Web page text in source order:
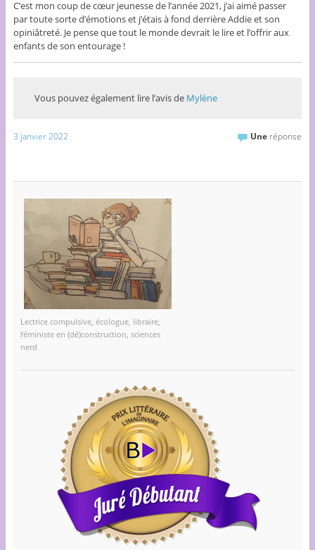
C’est mon coup de cœur jeunesse de l’année 2021, j’ai aimé passer
par toute sorte d’émotions et j’étais à fond derrière Addie et son
opiniâtreté. Je pense que tout le monde devrait le lire et l’offrir aux
enfants de son entourage !
Vous pouvez également lire l’avis de Mylène
3 janvier 2022 Une réponse
Lectrice compulsive, écologue, libraire,
féministe en (dé)construction, sciences
nerd